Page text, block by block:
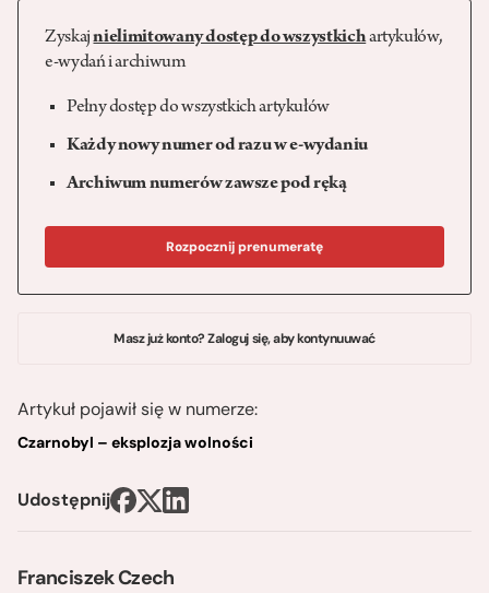
Franciszek Czech
Zyskajnielimitowany dostęp do wszystkichartykułów,
e-wydań i archiwum
Pełny dostęp do wszystkich artykułów
Każdy nowy numer od razu w e-wydaniu
Archiwum numerów zawsze pod ręką
Rozpocznij prenumeratę
Masz już konto? Zaloguj się, aby kontynuuwać
Artykuł pojawił się w numerze:
Czarnobyl – eksplozja wolności
Udostępnij